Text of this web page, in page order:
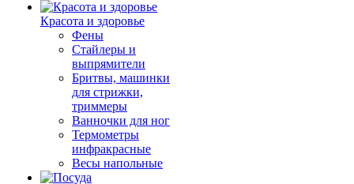
Красота и здоровье
Фены
Стайлеры и
выпрямители
Бритвы, машинки
для стрижки,
триммеры
Ванночки для ног
Термометры
инфракрасные
Весы напольные